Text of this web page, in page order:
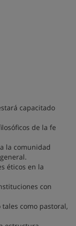
capacitado
de la fe
la comunidad
éticos en la
con
como pastoral,